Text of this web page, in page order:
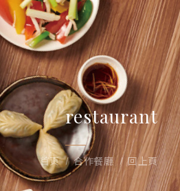
restaurant
首頁 合作餐廳 回上頁